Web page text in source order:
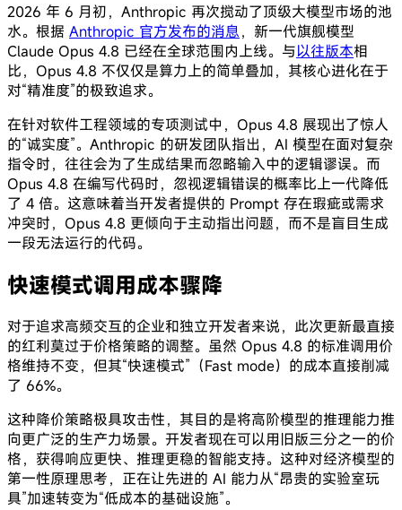
2026 年 6 月初，Anthropic 再次搅动了顶级大模型市场的池
水。根据 Anthropic 官方发布的消息，新一代旗舰模型
Claude Opus 4.8 已经在全球范围内上线。与以往版本相
比，Opus 4.8 不仅仅是算力上的简单叠加，其核心进化在于
对“精准度”的极致追求。
在针对软件工程领域的专项测试中，Opus 4.8 展现出了惊人
的“诚实度”。Anthropic 的研发团队指出，AI 模型在面对复杂
指令时，往往会为了生成结果而忽略输入中的逻辑谬误。而
Opus 4.8 在编写代码时，忽视逻辑错误的概率比上一代降低
了 4 倍。这意味着当开发者提供的 Prompt 存在瑕疵或需求
冲突时，Opus 4.8 更倾向于主动指出问题，而不是盲目生成
一段无法运行的代码。
快速模式调用成本骤降
对于追求高频交互的企业和独立开发者来说，此次更新最直接
的红利莫过于价格策略的调整。虽然 Opus 4.8 的标准调用价
格维持不变，但其“快速模式”（Fast mode）的成本直接削减
了 66%。
这种降价策略极具攻击性，其目的是将高阶模型的推理能力推
向更广泛的生产力场景。开发者现在可以用旧版三分之一的价
格，获得响应更快、推理更稳的智能支持。这种对经济模型的
第一性原理思考，正在让先进的 AI 能力从“昂贵的实验室玩
具”加速转变为“低成本的基础设施”。